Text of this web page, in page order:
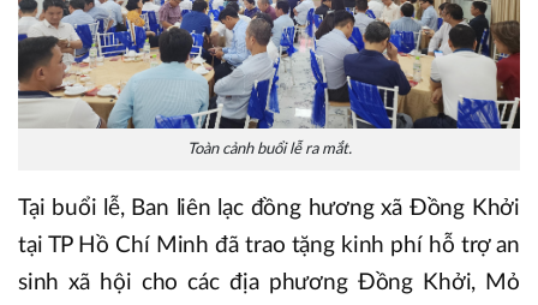
Toàn cảnh buổi lễ ra mắt.
Tại buổi lễ, Ban liên lạc đồng hương xã Đồng Khởi
tại TP Hồ Chí Minh đã trao tặng kinh phí hỗ trợ an
sinh xã hội cho các địa phương Đồng Khởi, Mỏ